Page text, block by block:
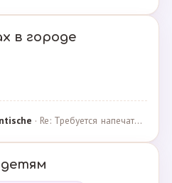
в городе
· Re: Требуется напечатать бейджики · 09.02.2024